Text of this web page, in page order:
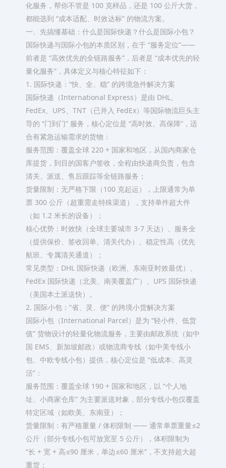
化服务，帮你不管是 100 克样品，还是 100 公斤大货，
都能选到 “成本适配、时效达标” 的物流方案。​
一、先搞懂基础：什么是国际快递？什么是国际小包？​
国际快递与国际小包的本质区别，在于 “服务定位”——
前者是 “高效优先的全链路服务”，后者是 “成本优先的轻
量化服务”，具体定义与核心特征如下：​
1. 国际快递：“快、全、稳” 的跨境急件解决方案​
国际快递（International Express）是由 DHL、
FedEx、UPS、TNT（已并入 FedEx）等国际物流巨头主
导的 “门到门” 服务，核心定位是 “高时效、高保障”，适
合有紧急运输需求的货物：​
服务范围：覆盖全球 220 + 国家和地区，从国内商家仓
库提货，到目的国客户签收，全程由快递商负责，包含
清关、派送、售后跟踪等全链路服务；​
货量限制：无严格下限（100 克起运），上限通常为单
票 300 公斤（超重需走特殊渠道），支持单件超大件
（如 1.2 米长的设备）；​
核心优势：时效快（全球主要城市 3-7 天达）、服务全
（提供保价、签收回单、清关代办）、稳定性高（优先
航班、专属清关通道）；​
常见类型：DHL 国际快递（欧洲、东南亚时效最优）、
FedEx 国际快递（北美、南美覆盖广）、UPS 国际快递
（美国本土派送快）。​
2. 国际小包：“省、灵、便” 的跨境小货解决方案​
国际小包（International Parcel）是为 “轻小件、低货
值” 货物设计的轻量化物流服务，主要由邮政系统（如中
国 EMS、新加坡邮政）或物流商专线（如中美专线小
包、中欧专线小包）提供，核心定位是 “低成本、高灵
活”：​
服务范围：覆盖全球 190 + 国家和地区，以 “个人地
址、小商家仓库” 为主要派送对象，部分专线小包仅覆盖
特定区域（如欧美、东南亚）；​
货量限制：有严格重量 / 体积限制 —— 通常单票重量≤2
公斤（部分专线小包可放宽至 5 公斤），体积限制为
“长 + 宽 + 高≤90 厘米，单边≤60 厘米”，不支持超大超
重货；​